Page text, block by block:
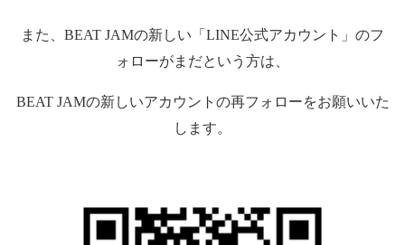
また、 BEAT JAMの新しい「 LINE公式アカウント」のフ
ォローがまだという方は、
BEAT JAMの新しいアカウントの再フォローをお願いいた
します。